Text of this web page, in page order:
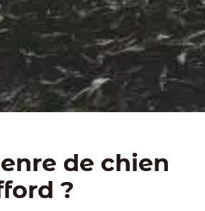
de chien
?